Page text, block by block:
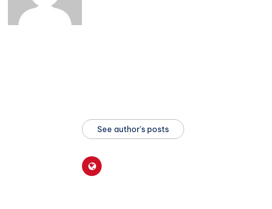
See author's posts